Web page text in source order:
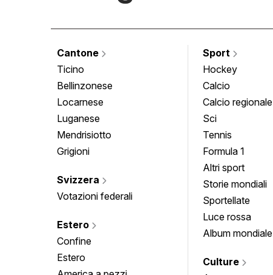
Cantone
Ticino
Bellinzonese
Locarnese
Luganese
Mendrisiotto
Grigioni
Svizzera
Votazioni federali
Estero
Confine
Estero
Sport
Hockey
Calcio
Calcio regionale
Sci
Tennis
Formula 1
Altri sport
Storie mondiali
Sportellate
Luce rossa
Album mondiale
Culture